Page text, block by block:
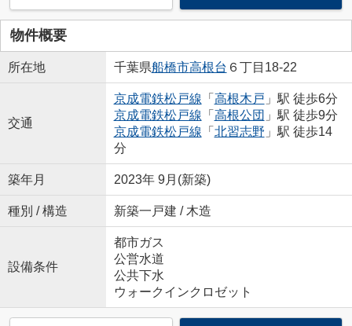
物件概要
所在地 千葉県船橋市高根台 ６丁目18-22
交通
京成電鉄松戸線 「 高根木戸 」駅 徒歩6分
京成電鉄松戸線 「 高根公団 」駅 徒歩9分
京成電鉄松戸線 「 北習志野 」駅 徒歩14
分
築年月 2023年 9月(新築)
種別 / 構造 新築一戸建 / 木造
設備条件
都市ガス
公営水道
公共下水
ウォークインクロゼット